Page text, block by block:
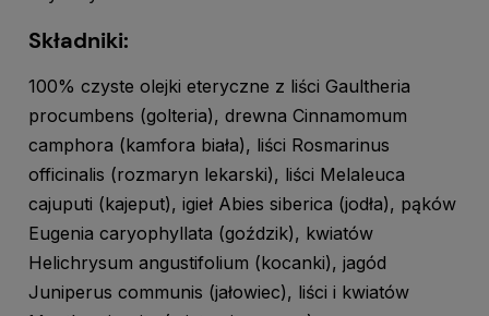
Składniki:
100% czyste olejki eteryczne z liści Gaultheria
procumbens (golteria), drewna Cinnamomum
camphora (kamfora biała), liści Rosmarinus
officinalis (rozmaryn lekarski), liści Melaleuca
cajuputi (kajeput), igieł Abies siberica (jodła), pąków
Eugenia caryophyllata (goździk), kwiatów
Helichrysum angustifolium (kocanki), jagód
Juniperus communis (jałowiec), liści i kwiatów